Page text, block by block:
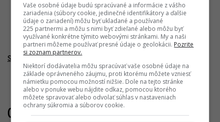
Sky Park Tower & Offices
07.05.2022
Vaše osobné údaje budú spracúvané a informácie z vášho
zariadenia (súbory cookie, jedinečné identifikátory a ďalšie
údaje o zariadení) môžu byť ukladané a používané
225 partnermi a môžu s nimi byť zdieľané alebo môžu byť
využívané konkrétne týmito webovými stránkami. My a naši
partneri môžeme používať presné údaje o geolokácii. Pozrite
si zoznam partnerov.
Niektorí dodávatelia môžu spracúvať vaše osobné údaje na
základe oprávneného záujmu, proti ktorému môžete vzniesť
námietku pomocou možností nižšie. Dole na tejto stránke
alebo v ponuke webu nájdite odkaz, pomocou ktorého
môžete spravovať alebo odvolať súhlas v nastaveniach
ochrany súkromia a súborov cookie.